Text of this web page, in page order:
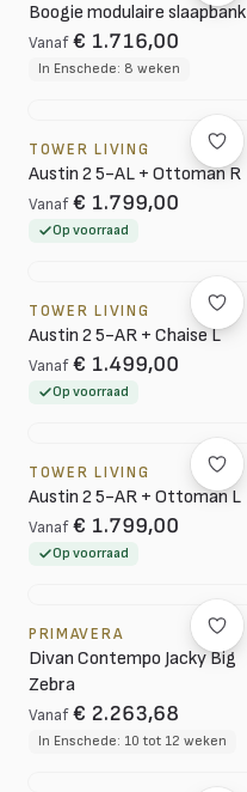
Boogie modulaire slaapbank
Vanaf € 1.716,00
In Enschede: 8 weken
TOWER LIVING
Austin 2 5-AL + Ottoman R
Vanaf € 1.799,00
Op voorraad
TOWER LIVING
Austin 2 5-AR + Chaise L
Vanaf € 1.499,00
Op voorraad
TOWER LIVING
Austin 2 5-AR + Ottoman L
Vanaf € 1.799,00
Op voorraad
PRIMAVERA
Divan Contempo Jacky Big
Zebra
Vanaf € 2.263,68
In Enschede: 10 tot 12 weken